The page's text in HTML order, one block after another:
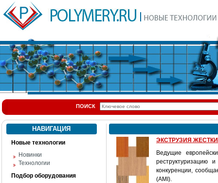
ПОИСК
НАВИГАЦИЯ
Новые технологии
Новинки
Технологии
Подбор оборудования
ЭКСТРУЗИЯ
Ведущие
реструктуризацию
конкуренции,
(AMI).